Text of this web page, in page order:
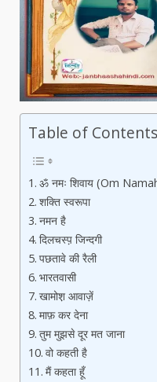
Table of Contents
ॐ नमः शिवाय (Om
शक्ति स्वरूपा
नमन है
दिलचस्प़ जिन्दगी
पछतावे की रैली
भारतवासी
खामोश़ आवाज़ें
माफ़ कर देना
तुम मुझसे दूर मत जाना
वो कहती है
मैं कहता हूँ